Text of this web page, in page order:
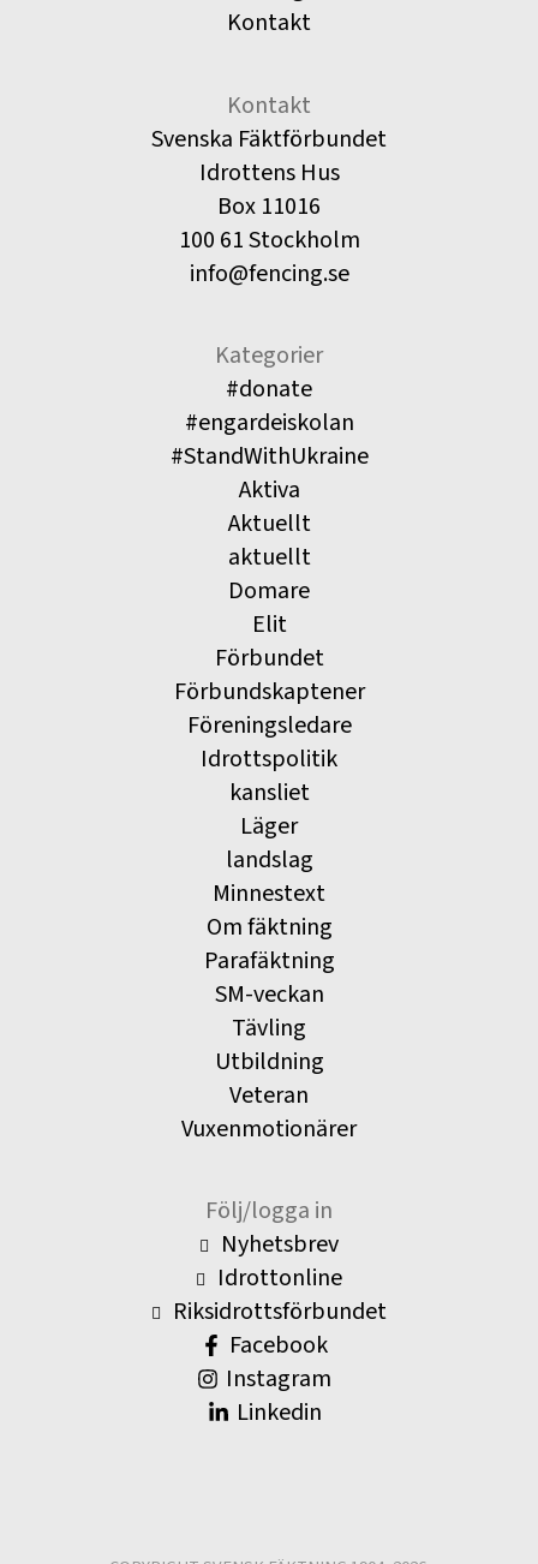
Kontakt
Kontakt
Svenska Fäktförbundet
Idrottens Hus
Box 11016
100 61 Stockholm
info@fencing.se
Kategorier
#donate
#engardeiskolan
#StandWithUkraine
Aktiva
Aktuellt
aktuellt
Domare
Elit
Förbundet
Förbundskaptener
Föreningsledare
Idrottspolitik
kansliet
Läger
landslag
Minnestext
Om fäktning
Parafäktning
SM-veckan
Tävling
Utbildning
Veteran
Vuxenmotionärer
Följ/logga in
Nyhetsbrev
Idrottonline
Riksidrottsförbundet
Facebook
Instagram
Linkedin